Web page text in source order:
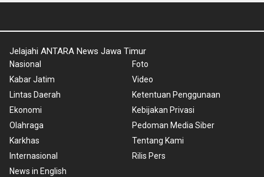
Jelajahi ANTARA News Jawa Timur
Nasional
Kabar Jatim
Lintas Daerah
Ekonomi
Olahraga
Karkhas
Internasional
News in English
Foto
Video
Ketentuan Penggunaan
Kebijakan Privasi
Pedoman Media Siber
Tentang Kami
Rilis Pers